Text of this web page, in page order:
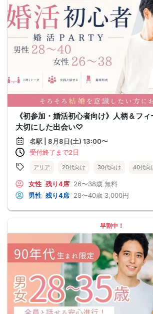
《初参加・婚活初心者向け》人柄＆フ
大切にした出会い♡
名駅 | 8月8日(土) 13:00〜
受付終了まで2日
アリア 20代向け 30代向け 40代向
女性 残り4席 26〜38歳 無料
男性 残り4席 28〜40歳 3,000円
早割中！